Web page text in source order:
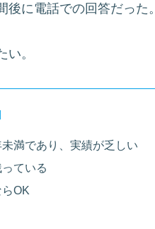
に電話での回答だった。
。
満であり、実績が乏しい
ている
OK